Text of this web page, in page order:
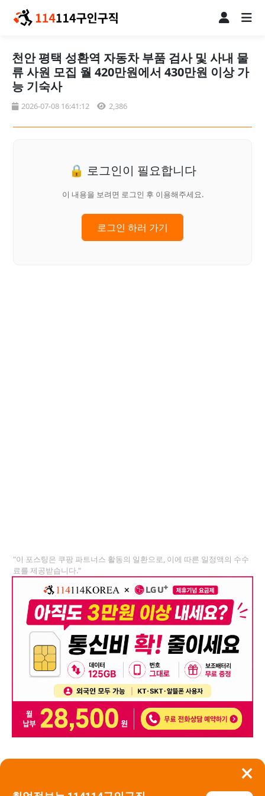
×
천안 평택 성환역 자동차 부품 검사 및 사내 물
류 사원 모집 월 420만원에서 430만원 이상 가
능 기숙사
2026-07-08 16:41:12 2,386
🔒 로그인이 필요합니다
이 내용을 보려면 로그인 후 이용해주세요.
로그인 하러 가기
"이 포스팅은 쿠팡 파트너스 활동의 일환으로, 이에 따른 일정액의 수수
료를 제공받습니다."